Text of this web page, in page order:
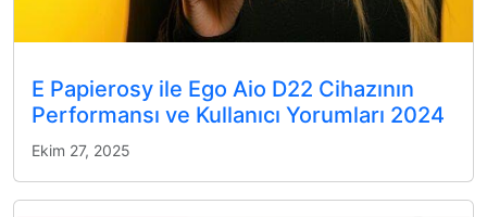
E Papierosy ile Ego Aio D22 Cihazının
Performansı ve Kullanıcı Yorumları 2024
Ekim 27, 2025